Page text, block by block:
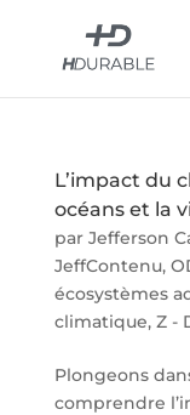
L’impact du
océans et la
par Jefferson
JeffContenu,
écosystèmes
climatique, Z -
Plongeons
comprendre